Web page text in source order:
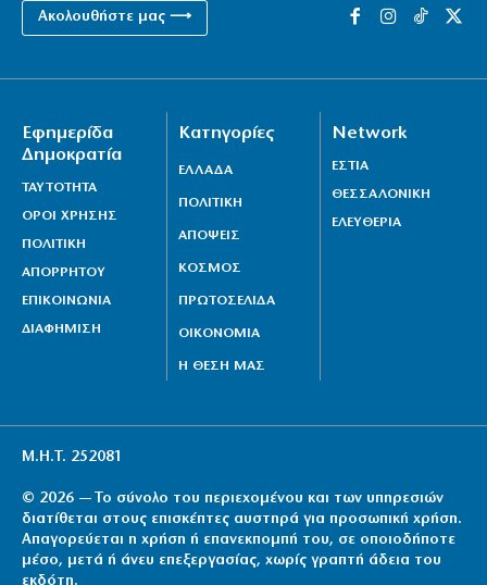
Ακολουθήστε μας ⟶
Εφημερίδα
Δημοκρατία
ΤΑΥΤΟΤΗΤΑ
ΟΡΟΙ ΧΡΗΣΗΣ
ΠΟΛΙΤΙΚΗ
ΑΠΟΡΡΗΤΟΥ
ΕΠΙΚΟΙΝΩΝΙΑ
ΔΙΑΦΗΜΙΣΗ
Κατηγορίες
ΕΛΛΑΔΑ
ΠΟΛΙΤΙΚΗ
ΑΠΟΨΕΙΣ
ΚΟΣΜΟΣ
ΠΡΩΤΟΣΕΛΙΔΑ
ΟΙΚΟΝΟΜΙΑ
Η ΘΕΣΗ ΜΑΣ
Network
ΕΣΤΙΑ
ΘΕΣΣΑΛΟΝΙΚΗ
ΕΛΕΥΘΕΡΙΑ
Μ.Η.Τ. 252081
© 2026 — Το σύνολο του περιεχομένου και των υπηρεσιών
διατίθεται στους επισκέπτες αυστηρά για προσωπική χρήση.
Απαγορεύεται η χρήση ή επανεκπομπή του, σε οποιοδήποτε
μέσο, μετά ή άνευ επεξεργασίας, χωρίς γραπτή άδεια του
εκδότη.